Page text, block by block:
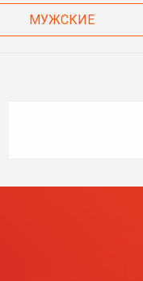
МУЖСКИЕ